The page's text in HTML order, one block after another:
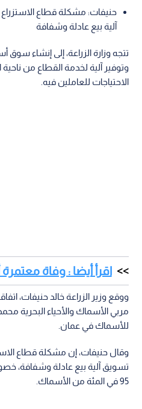
حنيفات: مشكلة قطاع
آلية بيع عادلة وشفافة
تتجه وزارة الزراعة، إلى إنشاء
وتوفير آلية لخدمة القطاع من ناحية
الاحتياجات للعاملين فيه.
اقرأ أيضا : وفاة
ووقع وزير الزراعة خالد حنيفات،
مربي الأسماك والأحياء البحرية
للأسماك في عمان.
وقال حنيفات، إن مشكلة قطاع
تسويق آلية بيع عادلة وشفافة،
95 في المئة من الأسماك.